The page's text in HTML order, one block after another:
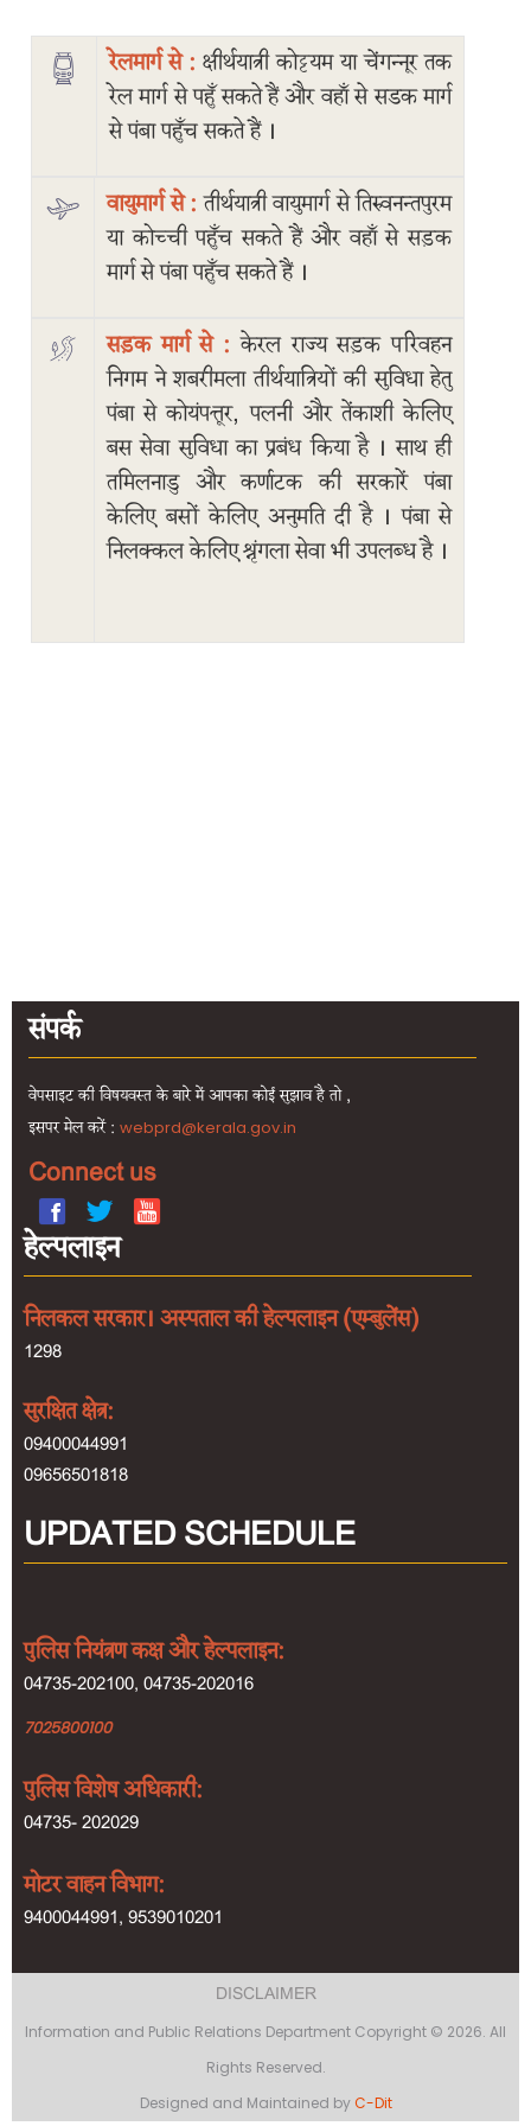
navigation
🏠
रेलमार्ग से :क्षीर्थयात्री कोट्टयम या चेंगन्नूर तक
रेल मार्ग से पहुँ सकते हैं और वहाँ से सडक मार्ग
से पंबा पहुँच सकते हैं ।
वायुमार्ग से :तीर्थयात्री वायुमार्ग से तिरुवनन्तपुरम
या कोच्ची पहुँच सकते हैं और वहाँ से सड़क
मार्ग से पंबा पहुँच सकते हैं ।
सड़क मार्ग से :केरल राज्य सड़क परिवहन
निगम ने शबरीमला तीर्थयात्रियों की सुविधा हेतु
पंबा से कोयंपत्तूर, पलनी और तेंकाशी केलिए
बस सेवा सुविधा का प्रबंध किया है । साथ ही
तमिलनाडु और कर्णाटक की सरकारें पंबा
केलिए बसों केलिए अनुमति दी है । पंबा से
निलक्कल केलिए श्रृंगला सेवा भी उपलब्ध है ।
संपर्क
वेपसाइट की विषयवस्त के बारे में आपका कोई सुझाव है तो ,
इसपर मेल करें :webprd@kerala.gov.in
Connect us
हेल्पलाइन
निलकल सरकार। अस्पताल की हेल्पलाइन (एम्बुलेंस)
1298
सुरक्षित क्षेत्र:
09400044991
09656501818
UPDATED SCHEDULE
पुलिस नियंत्रण कक्ष और हेल्पलाइन:
04735-202100, 04735-202016
7025800100
पुलिस विशेष अधिकारी:
04735- 202029
मोटर वाहन विभाग:
9400044991, 9539010201
menu
DISCLAIMER
Information and Public Relations Department Copyright © 2026. All
Rights Reserved.
Designed and Maintained byC-Dit